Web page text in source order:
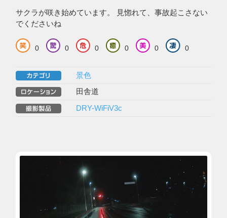
サクラが咲き始めています。 見惚れて、事故起こさない
でくださいね
0 0 0 0 0 0
景色
田舎道
DRY-WiFiV3c